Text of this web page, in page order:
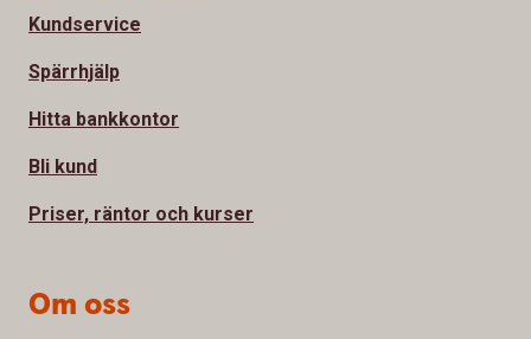
Kundservice
Spärrhjälp
Hitta bankkontor
Bli kund
Priser, räntor och kurser
Om oss